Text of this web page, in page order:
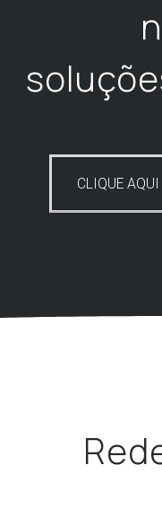
CLIQUE AQUI